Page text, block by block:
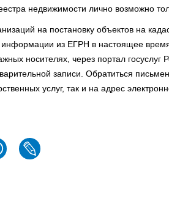
недвижимости лично возможно
на постановку объектов на
из ЕГРН в настоящее
носителях, через портал
записи. Обратиться
услуг, так и на адрес